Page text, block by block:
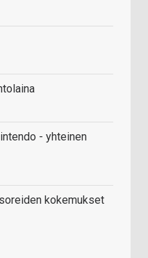
- yhteinen
kokemukset